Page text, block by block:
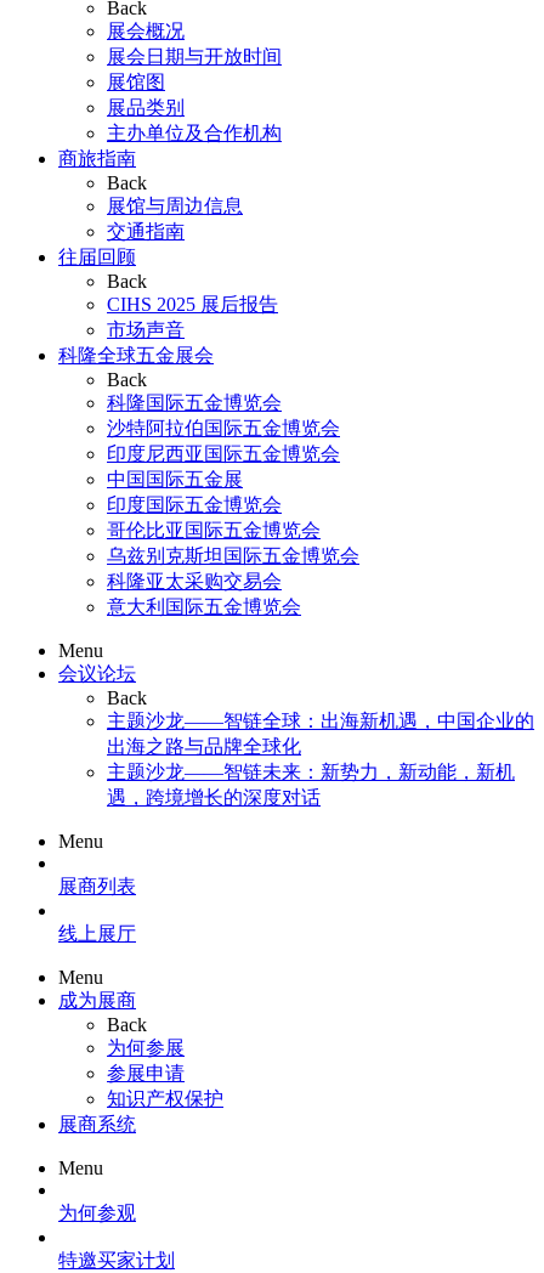
Back
展会概况
展会日期与开放时间
展馆图
展品类别
主办单位及合作机构
商旅指南
Back
展馆与周边信息
交通指南
往届回顾
Back
CIHS 2025 展后报告
市场声音
科隆全球五金展会
Back
科隆国际五金博览会
沙特阿拉伯国际五金博览会
印度尼西亚国际五金博览会
中国国际五金展
印度国际五金博览会
哥伦比亚国际五金博览会
乌兹别克斯坦国际五金博览会
科隆亚太采购交易会
意大利国际五金博览会
Menu
会议论坛
Back
主题沙龙——智链全球：出海新机遇，中国企业的
出海之路与品牌全球化
主题沙龙——智链未来：新势力，新动能，新机
遇，跨境增长的深度对话
Menu
展商列表
线上展厅
Menu
成为展商
Back
为何参展
参展申请
知识产权保护
展商系统
Menu
为何参观
特邀买家计划